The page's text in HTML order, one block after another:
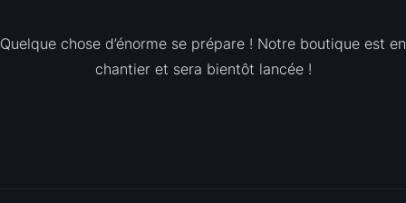
Quelque chose d’énorme se prépare ! Notre boutique est en
chantier et sera bientôt lancée !